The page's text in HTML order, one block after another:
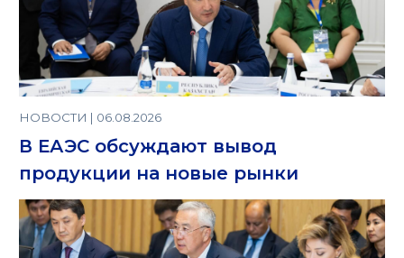
НОВОСТИ | 06.08.2026
В ЕАЭС обсуждают вывод
продукции на новые рынки